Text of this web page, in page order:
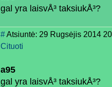
gal yra laisvÅ³ taksiukÅ³?
#Atsiuntė: 29 Rugsėjis 2014
Cituoti
a95
gal yra laisvÅ³ taksiukÅ³?